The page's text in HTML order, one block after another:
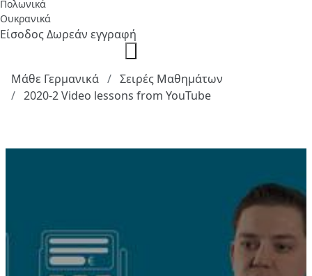
Πολωνικά
Ουκρανικά
ΕίσοδοςΔωρεάν εγγραφή
Μάθε Γερμανικά
Σειρές Μαθημάτων
2020-2 Video lessons from YouTube